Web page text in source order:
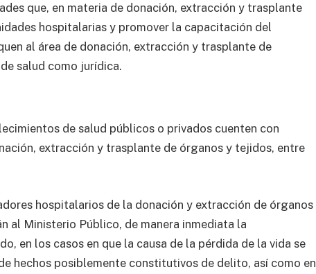
que, en materia de donación, extracción y trasplante
hospitalarias y promover la capacitación del
al área de donación, extracción y trasplante de
salud como jurídica.
de salud públicos o privados cuenten con
extracción y trasplante de órganos y tejidos, entre
hospitalarios de la donación y extracción de órganos
al Ministerio Público, de manera inmediata la
en los casos en que la causa de la pérdida de la vida se
hechos posiblemente constitutivos de delito, así como en